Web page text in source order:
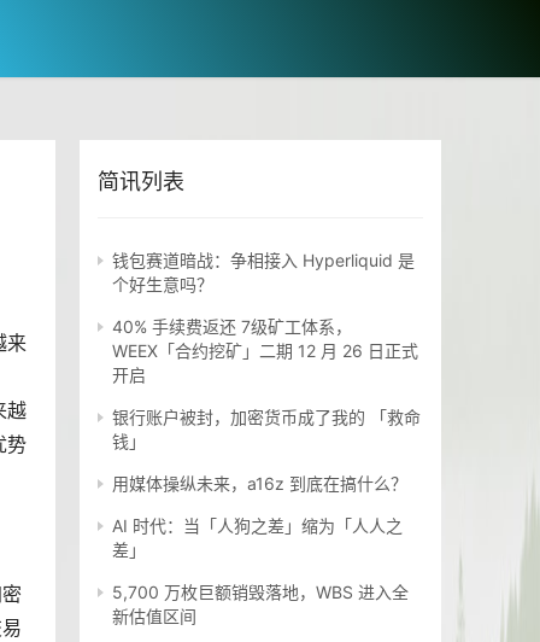
来
越
势
简讯列表
钱包赛道暗战：争相接入 Hyperliquid 是
个好生意吗？
40% 手续费返还 7级矿工体系，
WEEX「合约挖矿」二期 12 月 26 日正式
开启
银行账户被封，加密货币成了我的 「救命
钱」
用媒体操纵未来，a16z 到底在搞什么？
AI 时代：当「人狗之差」缩为「人人之
差」
5,700 万枚巨额销毁落地，WBS 进入全
新估值区间